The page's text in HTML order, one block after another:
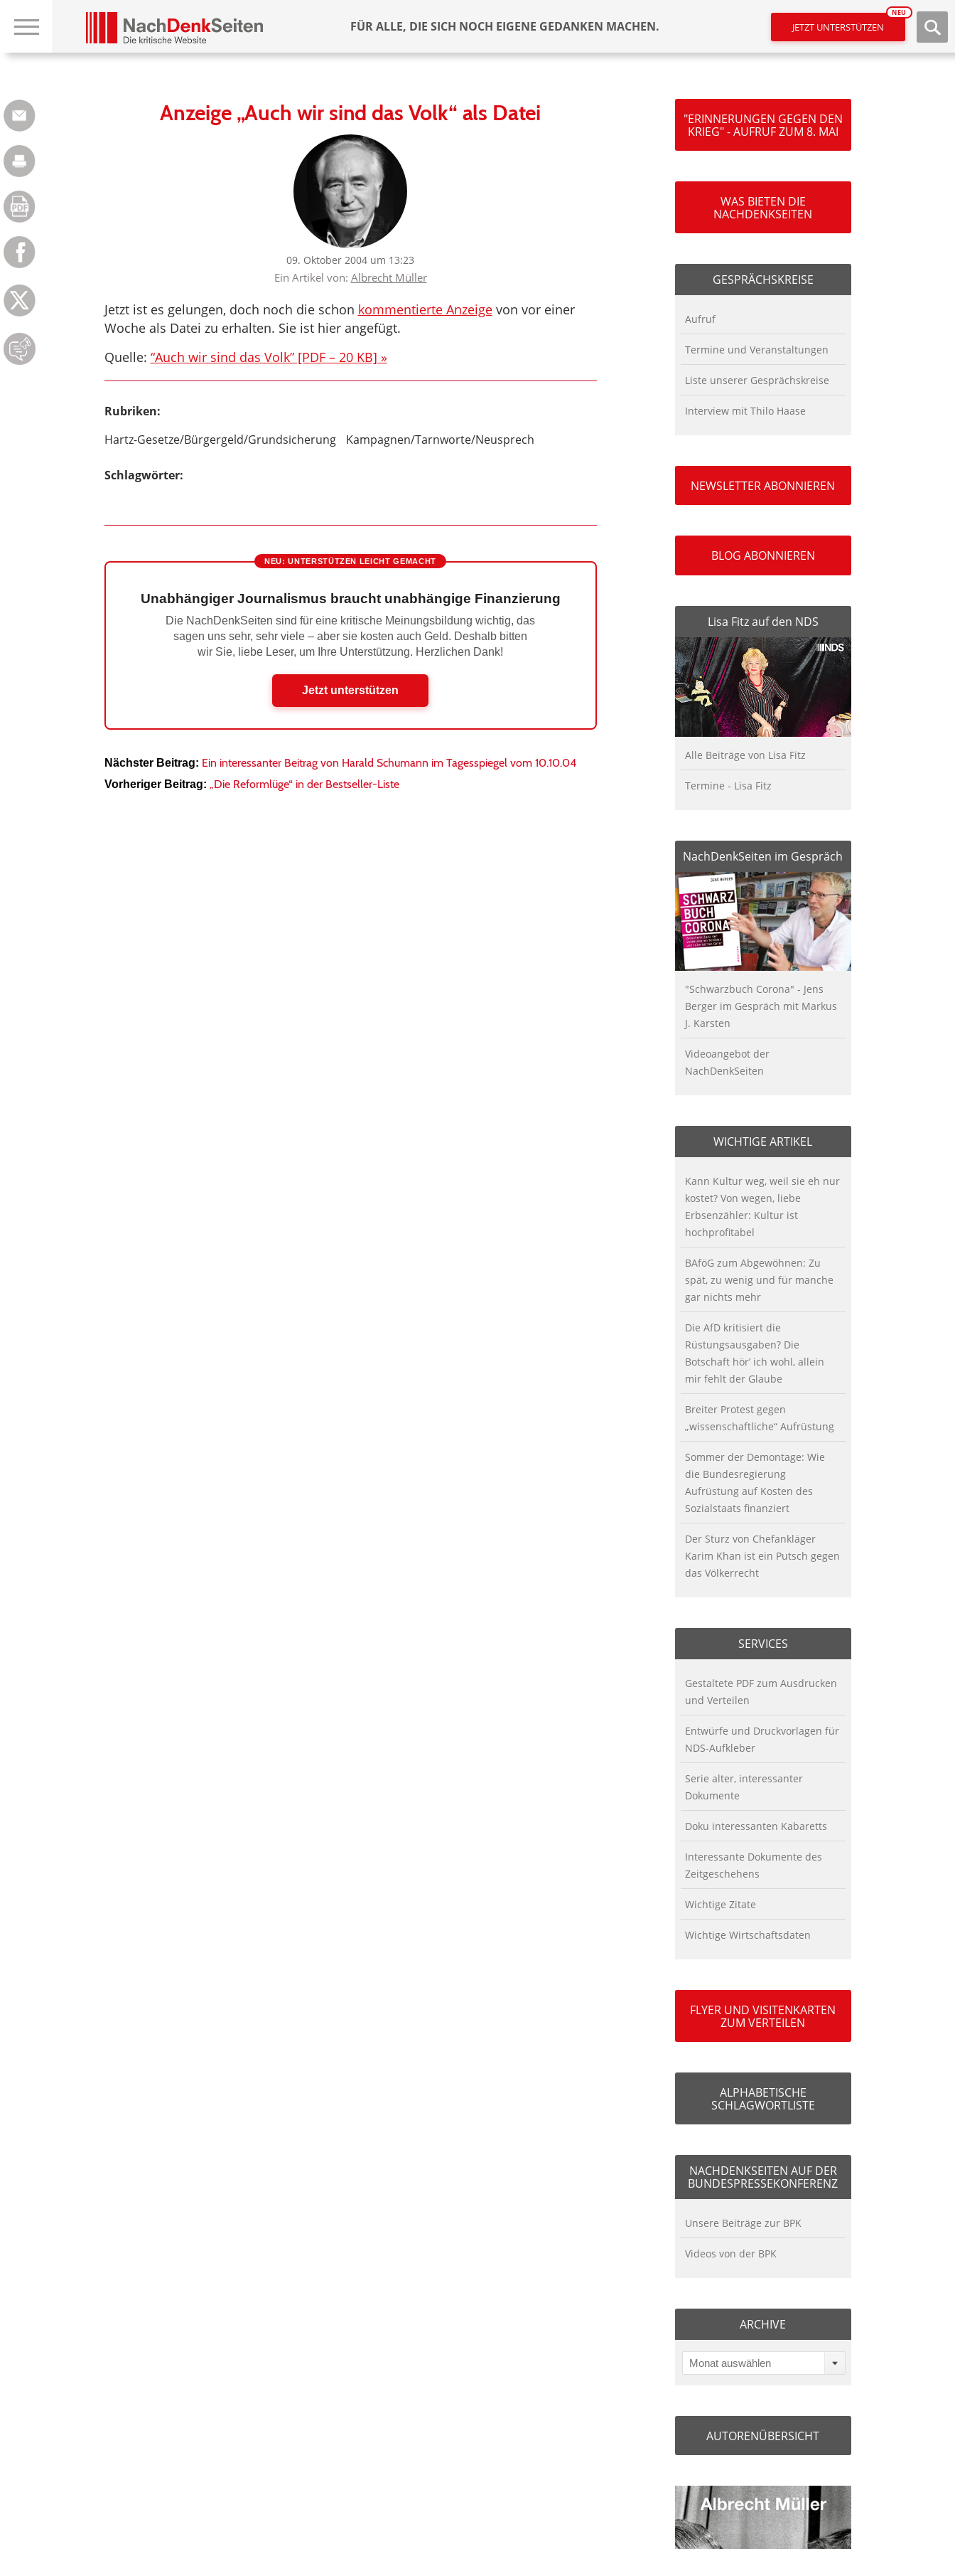
FÜR ALLE, DIE SICH NOCH EIGENE GEDANKEN MACHEN. JETZT UNTERSTÜTZEN
NEU
Anzeige „Auch wir sind das Volk“ als Datei
09. Oktober 2004 um 13:23
Ein Artikel von: Albrecht Müller
Jetzt ist es gelungen, doch noch die schon kommentierte Anzeigevon vor einer
Woche als Datei zu erhalten. Sie ist hier angefügt.
Quelle: “Auch wir sind das Volk” [PDF – 20 KB] »
Rubriken:
Hartz-Gesetze/Bürgergeld/Grundsicherung
Kampagnen/Tarnworte/Neusprech
Schlagwörter:
NEU: UNTERSTÜTZEN LEICHT GEMACHT
Unabhängiger Journalismus braucht unabhängige Finanzierung
Die NachDenkSeiten sind für eine kritische Meinungsbildung wichtig, das
sagen uns sehr, sehr viele – aber sie kosten auch Geld. Deshalb bitten
wir Sie, liebe Leser, um Ihre Unterstützung. Herzlichen Dank!
Jetzt unterstützen
Nächster Beitrag: Ein interessanter Beitrag von Harald Schumann im Tagesspiegel vom 10.10.04
Vorheriger Beitrag: „Die Reformlüge“ in der Bestseller-Liste
"ERINNERUNGEN GEGEN DEN
KRIEG" - AUFRUF ZUM 8. MAI
WAS BIETEN DIE
NACHDENKSEITEN
GESPRÄCHSKREISE
Aufruf
Termine und Veranstaltungen
Liste unserer Gesprächskreise
Interview mit Thilo Haase
NEWSLETTER ABONNIEREN
BLOG ABONNIEREN
Lisa Fitz auf den NDS
Alle Beiträge von Lisa Fitz
Termine - Lisa Fitz
NachDenkSeiten im Gespräch
"Schwarzbuch Corona" - Jens
Berger im Gespräch mit Markus
J. Karsten
Videoangebot der
NachDenkSeiten
WICHTIGE ARTIKEL
Kann Kultur weg, weil sie eh nur
kostet? Von wegen, liebe
Erbsenzähler: Kultur ist
hochprofitabel
BAföG zum Abgewöhnen: Zu
spät, zu wenig und für manche
gar nichts mehr
Die AfD kritisiert die
Rüstungsausgaben? Die
Botschaft hör’ ich wohl, allein
mir fehlt der Glaube
Breiter Protest gegen
„wissenschaftliche“ Aufrüstung
Sommer der Demontage: Wie
die Bundesregierung
Aufrüstung auf Kosten des
Sozialstaats finanziert
Der Sturz von Chefankläger
Karim Khan ist ein Putsch gegen
das Völkerrecht
SERVICES
Gestaltete PDF zum Ausdrucken
und Verteilen
Entwürfe und Druckvorlagen für
NDS-Aufkleber
Serie alter, interessanter
Dokumente
Doku interessanten Kabaretts
Interessante Dokumente des
Zeitgeschehens
Wichtige Zitate
Wichtige Wirtschaftsdaten
FLYER UND VISITENKARTEN
ZUM VERTEILEN
ALPHABETISCHE
SCHLAGWORTLISTE
NACHDENKSEITEN AUF DER
BUNDESPRESSEKONFERENZ
Unsere Beiträge zur BPK
Videos von der BPK
ARCHIVE
Monat auswählen
AUTORENÜBERSICHT